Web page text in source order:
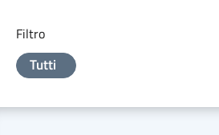
Filtro
Tutti